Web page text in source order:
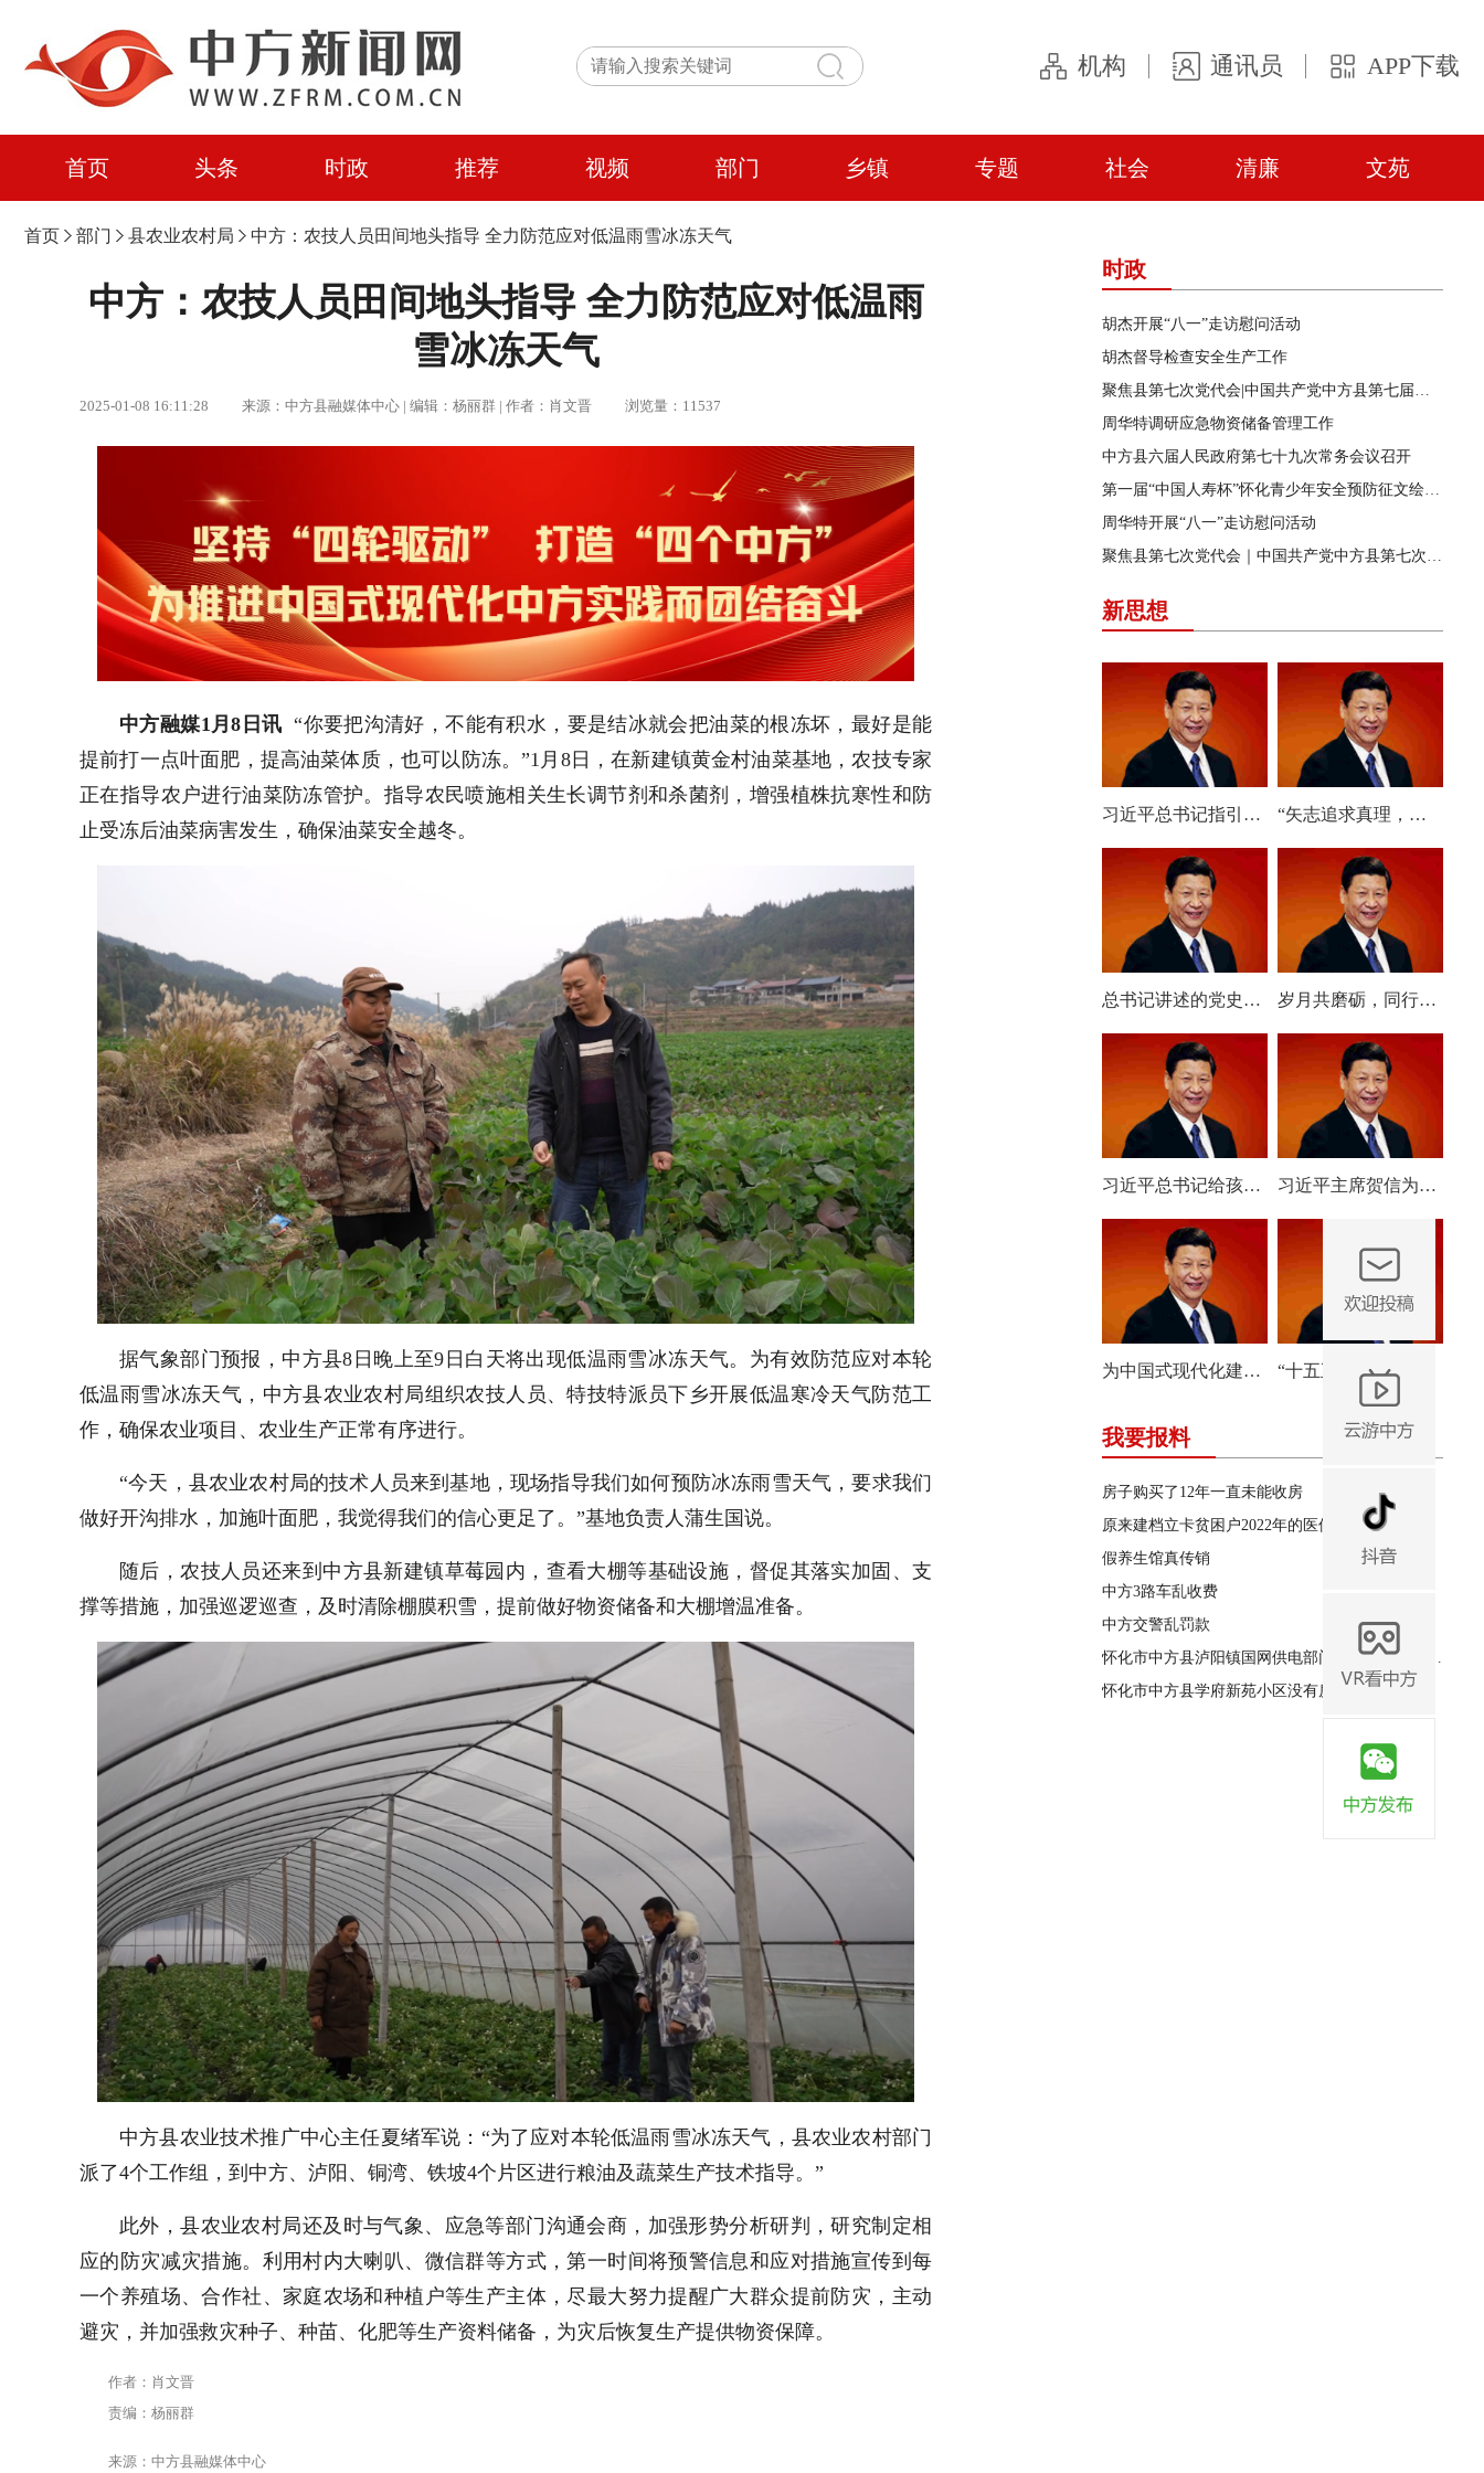
机构 通讯员 APP下载
首页 头条 时政 推荐 视频 部门 乡镇 专题 社会 清廉 文苑
首页 部门 县农业农村局 中方：农技人员田间地头指导 全力防范应对低温雨雪冰冻天气
中方：农技人员田间地头指导 全力防范应对低温雨
雪冰冻天气
2025-01-08 16:11:28 来源：中方县融媒体中心 | 编辑：杨丽群 | 作者：肖文晋 浏览量：11537
中方融媒1月8日讯 “你要把沟清好，不能有积水，要是结冰就会把油菜的根冻坏，最好是能
提前打一点叶面肥，提高油菜体质，也可以防冻。”1月8日，在新建镇黄金村油菜基地，农技专家
正在指导农户进行油菜防冻管护。指导农民喷施相关生长调节剂和杀菌剂，增强植株抗寒性和防
止受冻后油菜病害发生，确保油菜安全越冬。
据气象部门预报，中方县8日晚上至9日白天将出现低温雨雪冰冻天气。为有效防范应对本轮
低温雨雪冰冻天气，中方县农业农村局组织农技人员、特技特派员下乡开展低温寒冷天气防范工
作，确保农业项目、农业生产正常有序进行。
“今天，县农业农村局的技术人员来到基地，现场指导我们如何预防冰冻雨雪天气，要求我们
做好开沟排水，加施叶面肥，我觉得我们的信心更足了。”基地负责人蒲生国说。
随后，农技人员还来到中方县新建镇草莓园内，查看大棚等基础设施，督促其落实加固、支
撑等措施，加强巡逻巡查，及时清除棚膜积雪，提前做好物资储备和大棚增温准备。
中方县农业技术推广中心主任夏绪军说：“为了应对本轮低温雨雪冰冻天气，县农业农村部门
派了4个工作组，到中方、泸阳、铜湾、铁坡4个片区进行粮油及蔬菜生产技术指导。”
此外，县农业农村局还及时与气象、应急等部门沟通会商，加强形势分析研判，研究制定相
应的防灾减灾措施。利用村内大喇叭、微信群等方式，第一时间将预警信息和应对措施宣传到每
一个养殖场、合作社、家庭农场和种植户等生产主体，尽最大努力提醒广大群众提前防灾，主动
避灾，并加强救灾种子、种苗、化肥等生产资料储备，为灾后恢复生产提供物资保障。
作者：肖文晋
责编：杨丽群
来源：中方县融媒体中心
时政
胡杰开展“八一”走访慰问活动
胡杰督导检查安全生产工作
聚焦县第七次党代会|中国共产党中方县第七届委员会第一次全体会议召开
周华特调研应急物资储备管理工作
中方县六届人民政府第七十九次常务会议召开
第一届“中国人寿杯”怀化青少年安全预防征文绘画短视频竞赛活动在中方县启动
周华特开展“八一”走访慰问活动
聚焦县第七次党代会｜中国共产党中方县第七次代表大会胜利闭幕
新思想
习近平总书记指引人工智能发展与治理 “矢志追求真理，始终把准前进方向”——深入学习贯彻习近平总书记在庆祝中国共产党成立105周年大会上重要讲话系列述评之六
总书记讲述的党史故事｜一脉清风 永葆本色 岁月共磨砺，同行写新篇——习近平总书记朝鲜之行的深远意义
习近平总书记给孩子们的回信饱含深情与期待 习近平主席贺信为中俄各领域合作走深走实注入强劲动力
为中国式现代化建设贡献更多智慧和力量——习近平总书记重要指示为推动哲学社会科学高质量发展指明方向
我要报料
房子购买了12年一直未能收房
原来建档立卡贫困户2022年的医保要怎么交？
假养生馆真传销
中方3路车乱收费
中方交警乱罚款
怀化市中方县泸阳镇国网供电部门拉电杆私自占用宅基地
怀化市中方县学府新苑小区没有房产证国土证